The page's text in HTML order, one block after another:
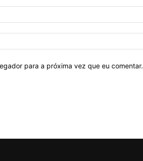
para a próxima vez que eu comentar.